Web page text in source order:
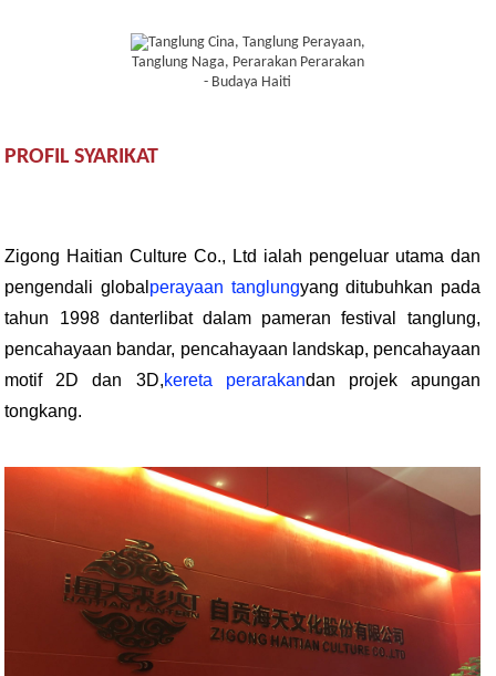
PROFIL SYARIKAT
Zigong Haitian Culture Co., Ltd ialah pengeluar utama dan
pengendali global perayaan tanglungyang ditubuhkan pada
tahun 1998 danterlibat dalam pameran festival tanglung,
pencahayaan bandar, pencahayaan landskap, pencahayaan
motif 2D dan 3D,kereta perarakandan projek apungan
tongkang.